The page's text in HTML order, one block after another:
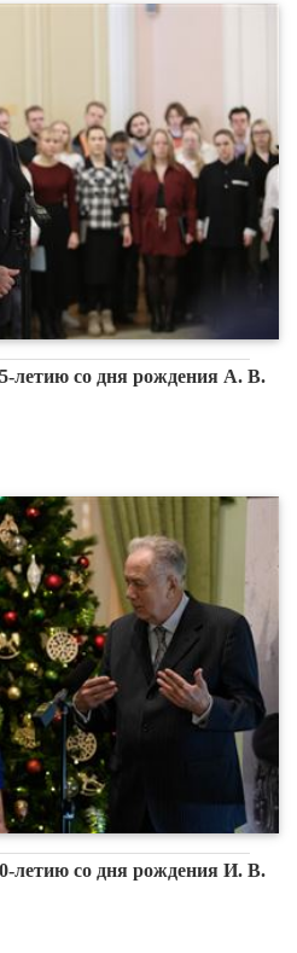
летию со дня рождения А. В.
летию со дня рождения И. В.